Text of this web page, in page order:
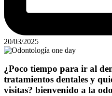
20/03/2025
¿Poco tiempo para ir al
tratamientos dentales y
visitas? bienvenido a la